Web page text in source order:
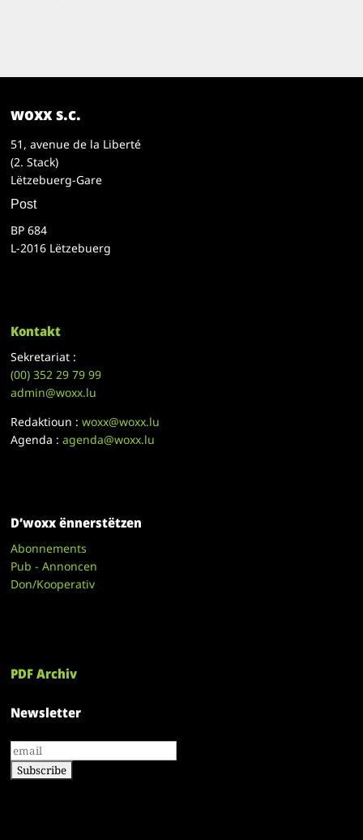
woxx s.c.
51, avenue de la Liberté
(2. Stack)
Lëtzebuerg-Gare
Post
BP 684
L-2016 Lëtzebuerg
Kontakt
Sekretariat :
(00)352 29 79 99
admin@woxx.lu
Redaktioun :woxx@woxx.lu
Agenda :agenda@woxx.lu
D’woxx ënnerstëtzen
Abonnements
Pub - Annoncen
Don/Kooperativ
PDF Archiv
Newsletter